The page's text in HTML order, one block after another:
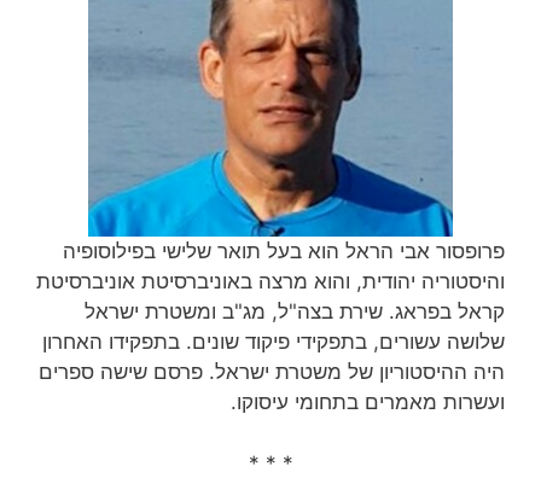
פרופסור אבי הראל הוא בעל תואר שלישי בפילוסופיה
והיסטוריה יהודית, והוא מרצה באוניברסיטת אוניברסיטת
קראל בפראג. שירת בצה"ל, מג"ב ומשטרת ישראל
שלושה עשורים, בתפקידי פיקוד שונים. בתפקידו האחרון
היה ההיסטוריון של משטרת ישראל. פרסם שישה ספרים
ועשרות מאמרים בתחומי עיסוקו.
* * *